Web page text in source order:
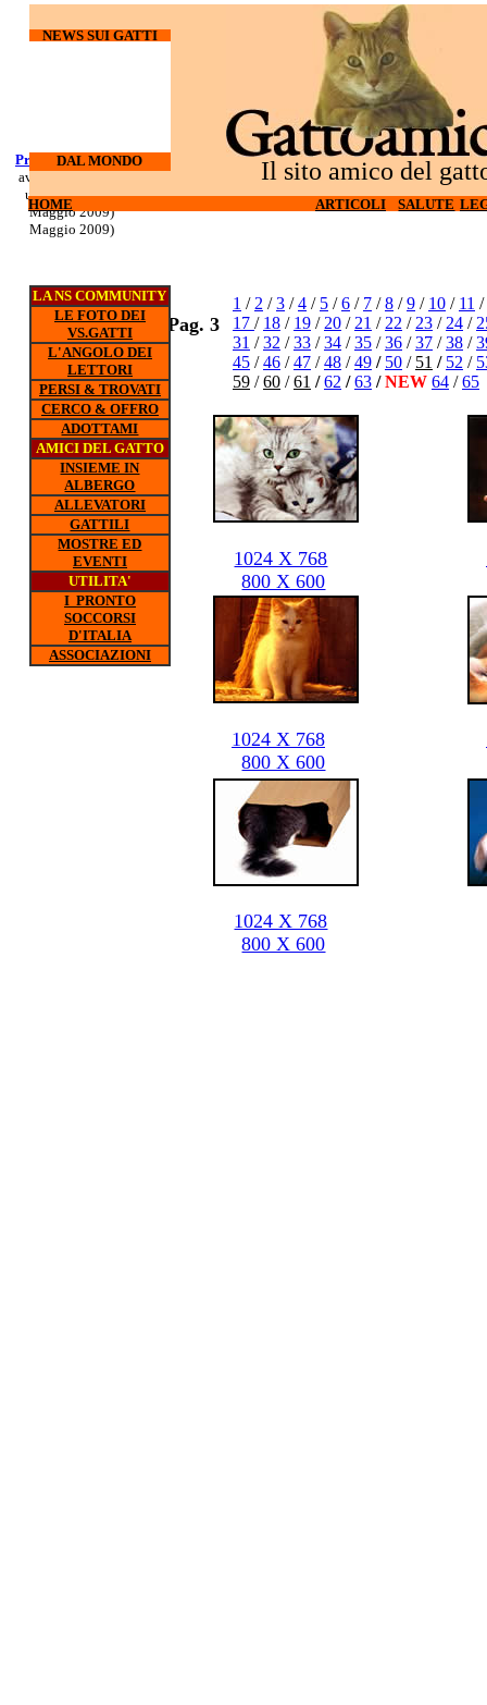
1 / 2 /3 /4 / 5 /6 / 7 /8 /9 / 10 / 11 /
17 / 18 / 19 / 20 / 21 / 22 / 23 / 24 /
31 /32 /33 /34 /35 /36 /37 /38 /
45 /46 /47 /48 / 49 / 50 / 51 / 52 /
59 / 60 / 61 / 62 / 63 /NEW 64 /65
HOME ARTICOLI SALUTE
Il sito amico del
DAL MONDO
NEWS SUI GATTI
HOME ARTICOLI SALUTE
LA NS COMMUNITY
LE FOTO DEI
VS.GATTI
L'ANGOLO DEI
LETTORI
PERSI & TROVATI
CERCO & OFFRO
ADOTTAMI
AMICI DEL GATTO
INSIEME IN
ALBERGO
ALLEVATORI
GATTILI
MOSTRE ED
EVENTI
UTILITA'
I PRONTO
SOCCORSI
D'ITALIA
ASSOCIAZIONI
Pag. 3
1024 X 768
800 X 600
1024 X 768
800 X 600
1024 X 768
800 X 600
Corso di
sopravvivenza
per gatti d'
appartamento (5
Maggio 2009)
Processo Docherty
aveva torturato ed
ucciso 3 gatti (6
Maggio 2009)